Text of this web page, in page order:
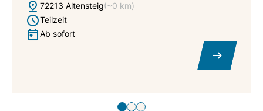
72213 Altensteig(~0 km)
Teilzeit
Ab sofort